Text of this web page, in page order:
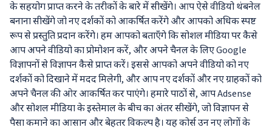
के सहयोग प्राप्त करने के तरीकों के बारे में सीखेंगे। आप ऐसे वीडियो थंबनेल
बनाना सीखेंगे जो नए दर्शकों को आकर्षित करेंगे और आपको अधिक स्पष्ट
रूप से प्रस्तुति प्रदान करेंगे। हम आपको बताएँगे कि सोशल मीडिया पर कैसे
आप अपने वीडियो का प्रोमोशन करें, और अपने चैनल के लिए Google
विज्ञापनों से विज्ञापन कैसे प्राप्त करें। इससे आपको अपने वीडियो को नए
दर्शकों को दिखाने में मदद मिलेगी, और आप नए दर्शकों और नए ग्राहकों को
अपने चैनल की ओर आकर्षित कर पाएंगे। हमारे पाठों से, आप Adsense
और सोशल मीडिया के इस्तेमाल के बीच का अंतर सीखेंगे, जो विज्ञापन से
पैसा कमाने का आसान और बेहतर विकल्प है। यह कोर्स उन नए लोगों के